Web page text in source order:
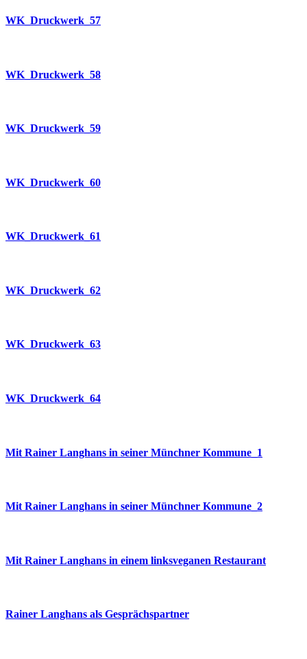
WK_Druckwerk_57
WK_Druckwerk_58
WK_Druckwerk_59
WK_Druckwerk_60
WK_Druckwerk_61
WK_Druckwerk_62
WK_Druckwerk_63
WK_Druckwerk_64
Mit Rainer Langhans in seiner Münchner Kommune_1
Mit Rainer Langhans in seiner Münchner Kommune_2
Mit Rainer Langhans in einem linksveganen Restaurant
Rainer Langhans als Gesprächspartner